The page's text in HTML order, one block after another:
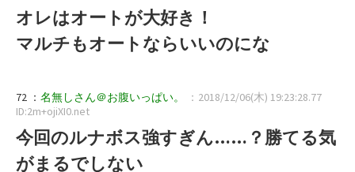
オレはオートが大好き！
マルチもオートならいいのにな
72 ： 名無しさん＠お腹いっぱい。
：2018/12/06(木) 19:23:28.77
ID:2m+ojiXI0.net
今回のルナボス強すぎん……？勝てる気
がまるでしない